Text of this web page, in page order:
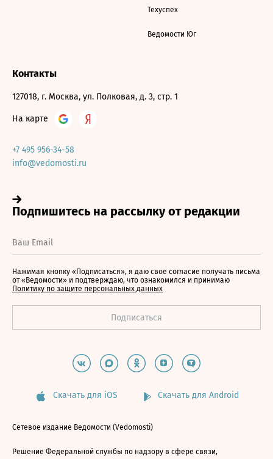
Техуспех
Ведомости Юг
Контакты
127018, г. Москва, ул. Полковая, д. 3, стр. 1
На карте
+7 495 956-34-58
info@vedomosti.ru
Нажимая кнопку «Подписаться», я даю свое согласие получать письма
от «Ведомости» и подтверждаю, что ознакомился и принимаю
Политику по защите персональных данных
Скачать для iOS Скачать для Android
Сетевое издание Ведомости (Vedomosti)
Решение Федеральной службы по надзору в сфере связи,